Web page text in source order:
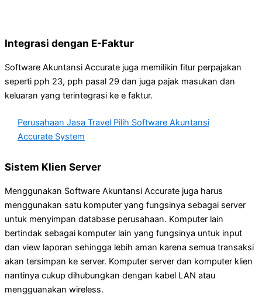
Integrasi dengan E-Faktur
Software Akuntansi Accurate juga memilikin fitur perpajakan
seperti pph 23, pph pasal 29 dan juga pajak masukan dan
keluaran yang terintegrasi ke e faktur.
Perusahaan Jasa Travel Pilih Software Akuntansi
Accurate System
Sistem Klien Server
Menggunakan Software Akuntansi Accurate juga harus
menggunakan satu komputer yang fungsinya sebagai server
untuk menyimpan database perusahaan. Komputer lain
bertindak sebagai komputer lain yang fungsinya untuk input
dan view laporan sehingga lebih aman karena semua transaksi
akan tersimpan ke server. Komputer server dan komputer klien
nantinya cukup dihubungkan dengan kabel LAN atau
mengguanakan wireless.